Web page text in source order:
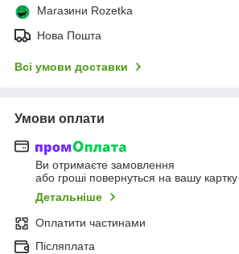
Магазини Rozetka
Нова Пошта
Всі умови доставки
Умови оплати
Ви отримаєте замовлення
або гроші повернуться на вашу картку
Детальніше
Оплатити частинами
Післяплата